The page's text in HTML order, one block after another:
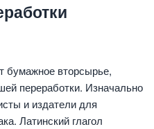
бумажное вторсырье,
переработки. Изначально
и издатели для
Латинский глагол